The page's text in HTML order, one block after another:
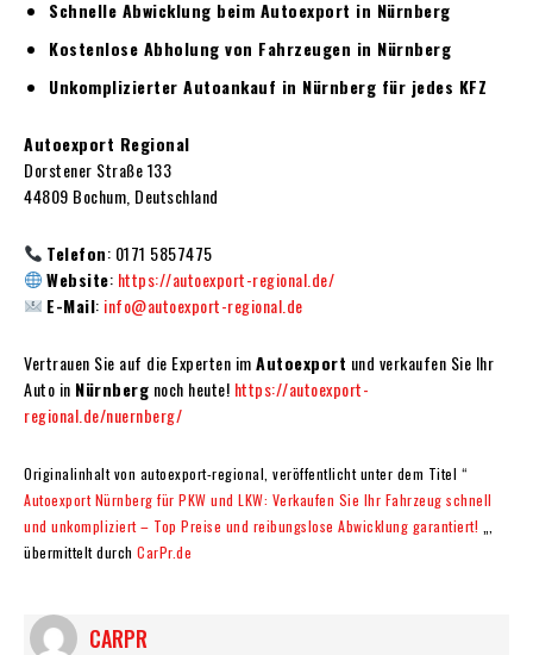
Schnelle Abwicklung beim Autoexport in Nürnberg
Kostenlose Abholung von Fahrzeugen in Nürnberg
Unkomplizierter Autoankauf in Nürnberg für jedes KFZ
Autoexport Regional
Dorstener Straße 133
44809 Bochum, Deutschland
Telefon: 0171 5857475
Website: https://autoexport-regional.de/
E-Mail: info@autoexport-regional.de
Vertrauen Sie auf die Experten imAutoexport und verkaufen Sie Ihr
Auto in Nürnberg noch heute! https://autoexport-
regional.de/nuernberg/
Originalinhalt von autoexport-regional, veröffentlicht unter dem Titel “
Autoexport Nürnberg für PKW und LKW: Verkaufen Sie Ihr Fahrzeug schnell
und unkompliziert – Top Preise und reibungslose Abwicklung garantiert!
übermittelt durch CarPr.de
CARPR